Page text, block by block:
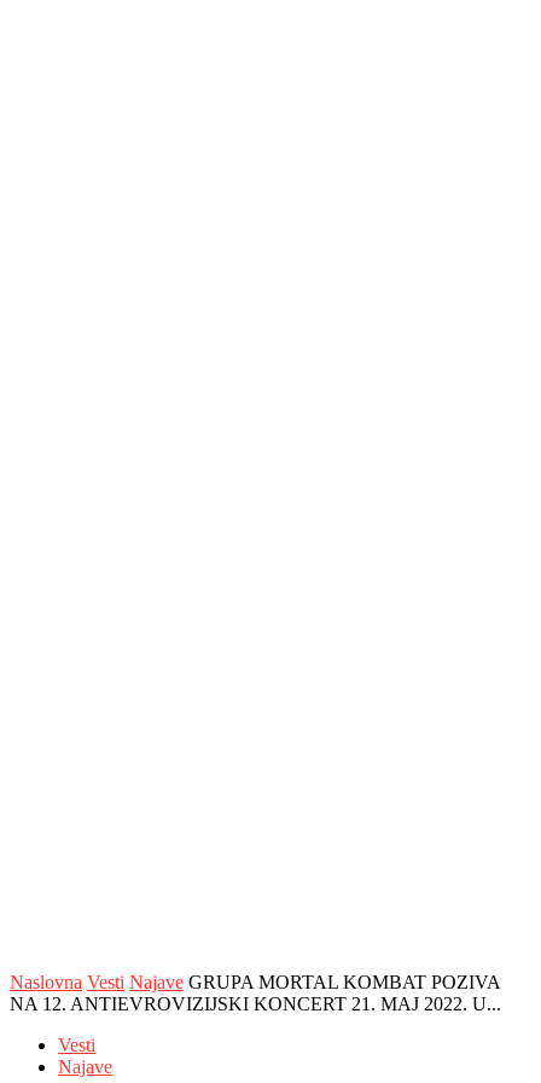
Naslovna Vesti Najave GRUPA MORTAL KOMBAT POZIVA
NA 12. ANTIEVROVIZIJSKI KONCERT 21. MAJ 2022. U...
Vesti
Najave